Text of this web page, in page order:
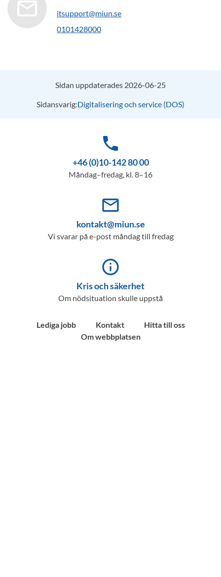
itsupport@miun.se
0101428000
Sidan uppdaterades 2026-06-25
Sidansvarig:Digitalisering och service (DOS)
phone
+46 (0)10-142 80 00
Måndag–fredag, kl. 8–16
mail_outline
kontakt@miun.se
Vi svarar på e-post måndag till fredag
info_outline
Kris och säkerhet
Om nödsituation skulle uppstå
Lediga jobb Kontakt
Hitta till oss
Om webbplatsen